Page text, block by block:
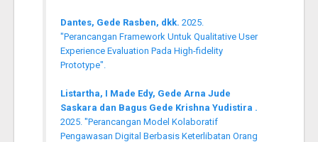
Dantes, Gede Rasben, dkk. 2025.
"Perancangan Framework Untuk Qualitative User
Experience Evaluation Pada High-fidelity
Prototype".
Listartha, I Made Edy, Gede Arna Jude
Saskara dan Bagus Gede Krishna Yudistira .
2025. "Perancangan Model Kolaboratif
Pengawasan Digital Berbasis Keterlibatan Orang